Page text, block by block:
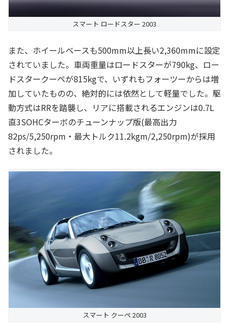
スマート ロードスター 2003
また、ホイールベースも500mm以上長い2,360mmに設定
されていました。車両重量はロードスターが790kg、ロー
ドスタークーペが815kgで、いずれもフォーツーからは増
加していたものの、絶対的には依然として軽量でした。駆
動方式はRRを踏襲し、リアに搭載されるエンジンは0.7L
直3SOHCターボのチューンナップ版(最高出力
82ps/5,250rpm・最大トルク11.2kgm/2,250rpm)が採用
されました。
スマート クーペ 2003